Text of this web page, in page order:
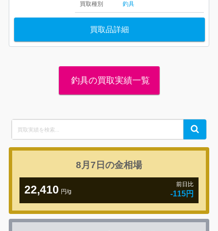
買取種別 釣具
買取品詳細
釣具の買取実績一覧
for:
Search
8月7日の金相場
22,410 円/g
前日比
-115円